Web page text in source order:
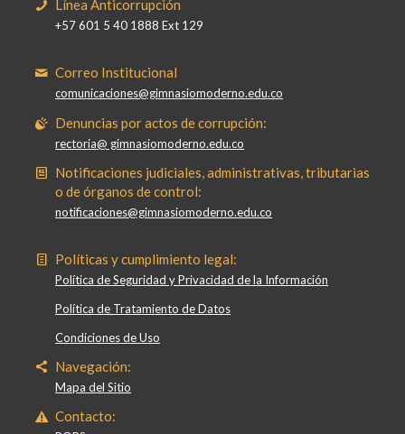
Línea Anticorrupción
+57 601 5 40 1888 Ext 129
Correo Institucional
comunicaciones@gimnasiomoderno.edu.co
Denuncias por actos de corrupción:
rectoria@ gimnasiomoderno.edu.co
Notificaciones judiciales, administrativas, tributarias
o de órganos de control:
notificaciones@gimnasiomoderno.edu.co
Políticas y cumplimiento legal:
Política de Seguridad y Privacidad de la Información
Política de Tratamiento de Datos
Condiciones de Uso
Navegación:
Mapa del Sitio
Contacto: